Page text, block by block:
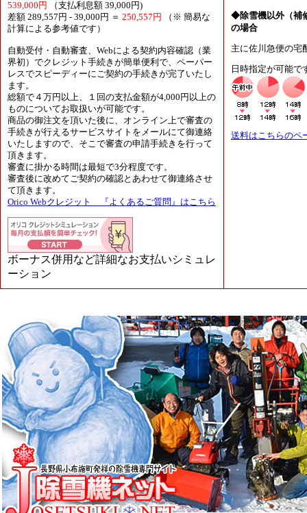
539,000円
（支払利息額 39,000円)
差額 289,557円 - 39,000円 ＝ 250,557円
（※ 簡易な
計算による参考値です）
自動受付・自動審査、Webによる契約内容確認（業
界初）でクレジット手続きが簡単便利で、ペーパー
レスでスピーディーにご契約の手続きが完了いたし
ます。
総額で４万円以上、１回の支払金額が4,000円以上の
ものについてお取扱いが可能です。
商品の御注文を頂いた後に、オンライン上で審査の
手続きが行えるサービスサイトをメールにて御連絡
いたしますので、そこで審査の申請手続きを行って
頂きます。
審査に掛かる時間は最短で3分程度です。
審査後に改めてご契約の確認とあわせて御連絡させ
て頂きます。
Orico Webクレジット 『よくあるご質問』はこちら
ボーナス併用など詳細なお支払いシミュレ
ーション
◆除雪機以外（補
の場合
主に佐川急便の宅
日時指定が可能で
送料はこちらのペ